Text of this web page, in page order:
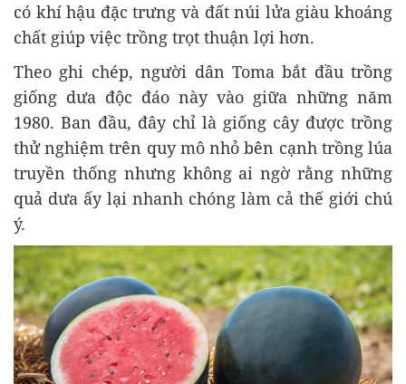
có khí hậu đặc trưng và đất núi lửa giàu khoáng
chất giúp việc trồng trọt thuận lợi hơn.
Theo ghi chép, người dân Toma bắt đầu trồng
giống dưa độc đáo này vào giữa những năm
1980. Ban đầu, đây chỉ là giống cây được trồng
thử nghiệm trên quy mô nhỏ bên cạnh trồng lúa
truyền thống nhưng không ai ngờ rằng những
quả dưa ấy lại nhanh chóng làm cả thế giới chú
ý.